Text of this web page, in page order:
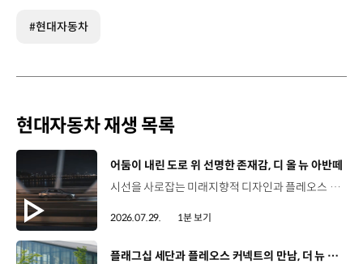
#현대자동차
현대자동차 재생 목록
[동영상]
어둠이 내린 도로 위 선명한 존재감, 디 올 뉴 아반떼
시선을 사로잡는 미래지향적 디자인과 플레오스 커넥트로 완성한 디지털 경험까지.세단의 새로운 기준을 제시하는 디 올 뉴 아반떼를 만나보세요. *본 영상은 AI를 활용해 제작했습니다. #현대자동차 #디올뉴아반떼 #아반떼 #플레오스커넥트 #글레오AI 유튜브 쇼츠 보기
2026.07.29. 1분 보기
[동영상]
플래그십 세단과 플레오스 커넥트의 만남, 더 뉴 그랜저